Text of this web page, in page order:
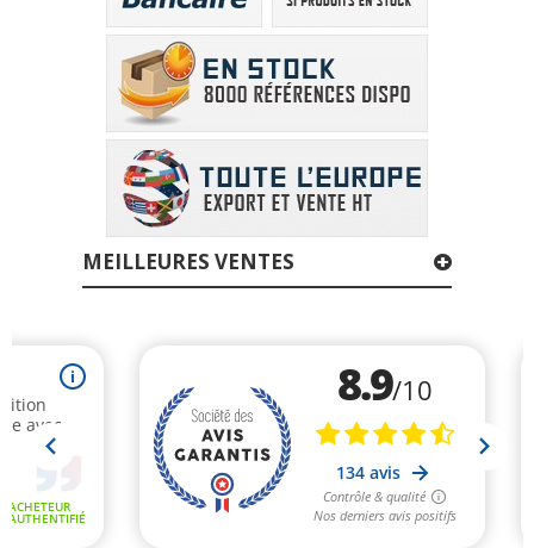
MEILLEURES VENTES